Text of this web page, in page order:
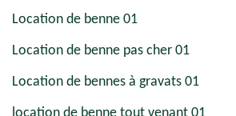
Location de benne 01
Location de benne pas cher 01
Location de bennes à gravats 01